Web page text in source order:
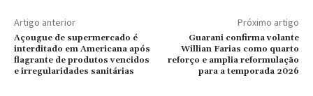
Artigo anterior
Açougue de supermercado é
interditado em Americana após
flagrante de produtos vencidos
e irregularidades sanitárias
Próximo artigo
Guarani confirma volante
Willian Farias como quarto
reforço e amplia reformulação
para a temporada 2026